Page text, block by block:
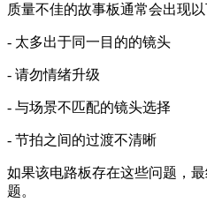
质量不佳的故事板通常会出现以
- 太多出于同一目的的镜头
- 请勿情绪升级
- 与场景不匹配的镜头选择
- 节拍之间的过渡不清晰
如果该电路板存在这些问题，
题。